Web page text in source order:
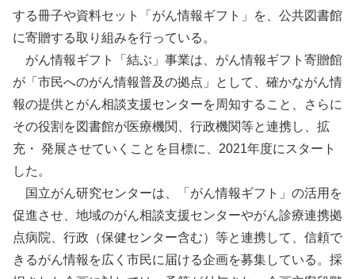
する冊子や資料セット「がん情報ギフト」を、公共図書館
に寄贈する取り組みを行っている。
がん情報ギフト「結ぶ」事業は、がん情報ギフト寄贈館
が「市民へのがん情報普及の拠点」として、確かながん情
報の提供とがん相談支援センターを周知すること、さらに
その役割を図書館が医療機関、行政機関等と連携し、拡
充・ 発展させていくことを目標に、2021年度にスタート
した。
国立がん研究センターは、「がん情報ギフト」の活用を
促進させ、地域のがん相談支援センターやがん診療連携拠
点病院、行政（保健センター含む）等と連携して、信頼で
きるがん情報を広く市民に届ける企画を募集している。採